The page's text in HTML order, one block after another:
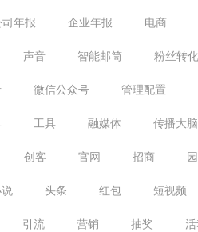
年报 企业年报 电商
声音 智能邮筒 粉丝转化
微信公众号 管理配置
工具 融媒体 传播大脑
创客 官网 招商
头条 红包 短视频
引流 营销 抽奖